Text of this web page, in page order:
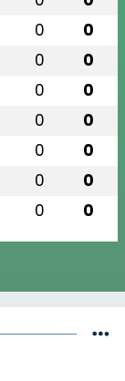
0 0
0 0
0 0
0 0
0 0
0 0
0 0